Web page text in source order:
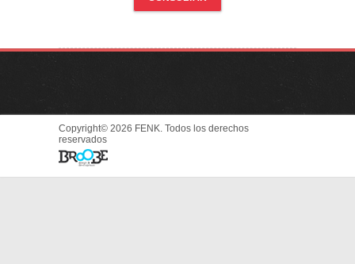
Copyright© 2026 FENK. Todos los derechos
reservados